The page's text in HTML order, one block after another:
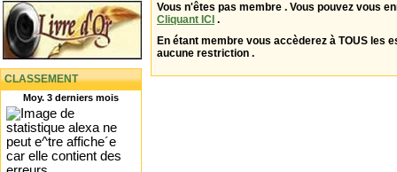
CLASSEMENT
Moy. 3 derniers mois
Vous n'êtes pas membre . Vous pouvez vous
Cliquant ICI .
En étant membre vous accèderez à TOUS les
aucune restriction .